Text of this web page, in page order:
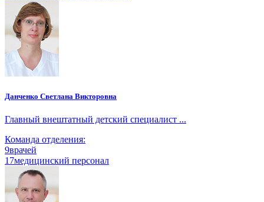
Данченко Светлана Викторовна
Главный внештатный детский специалист ...
Команда отделения:
9врачей
17медицинский персонал